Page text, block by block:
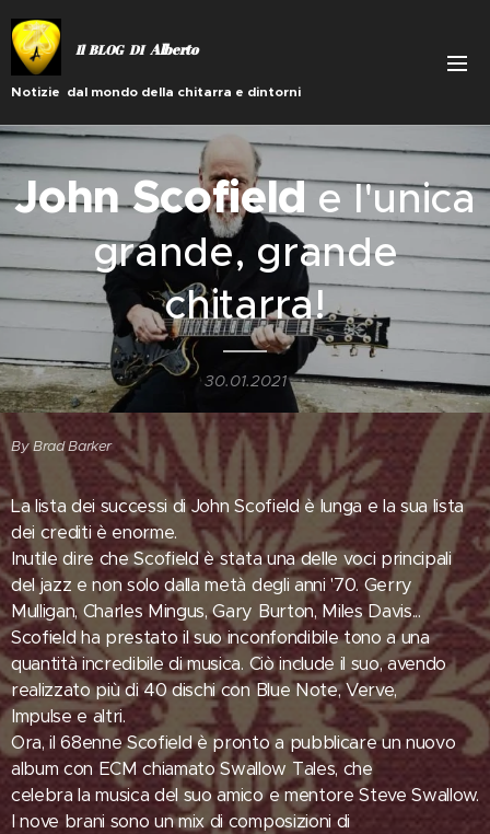
Il BLOG DI Alberto
Notizie dal mondo della chitarra e dintorni
John Scofield e l'unica
grande, grande
chitarra!
30.01.2021
By Brad Barker
La lista dei successi di John Scofield è lunga e la sua lista
dei crediti è enorme.
Inutile dire che Scofield è stata una delle voci principali
del jazz e non solo dalla metà degli anni '70. Gerry
Mulligan, Charles Mingus, Gary Burton, Miles Davis...
Scofield ha prestato il suo inconfondibile tono a una
quantità incredibile di musica. Ciò include il suo, avendo
realizzato più di 40 dischi con Blue Note, Verve,
Impulse e altri.
Ora, il 68enne Scofield è pronto a pubblicare un nuovo
album con ECM chiamato Swallow Tales, che
celebra la musica del suo amico e mentore Steve Swallow.
I nove brani sono un mix di composizioni di